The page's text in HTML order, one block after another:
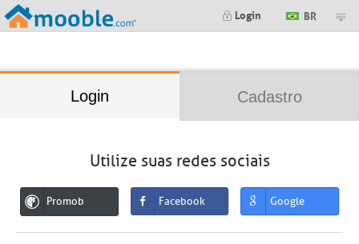
Login BR
Login Cadastro
Utilize suas redes sociais
Promob Facebook Google